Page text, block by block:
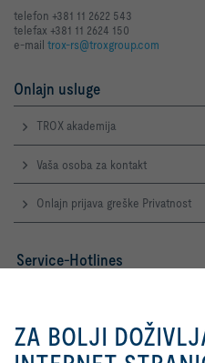
telefon +381 11 2622 543
telefax +381 11 2624 150
e-mail trox-rs@troxgroup.com
Onlajn usluge
TROX akademija
Vaša osoba za kontakt
Onlajn prijava greške Privatnost
Service-Hotlines
Kontakt
nam da
doživljaj
ZA BOLJI